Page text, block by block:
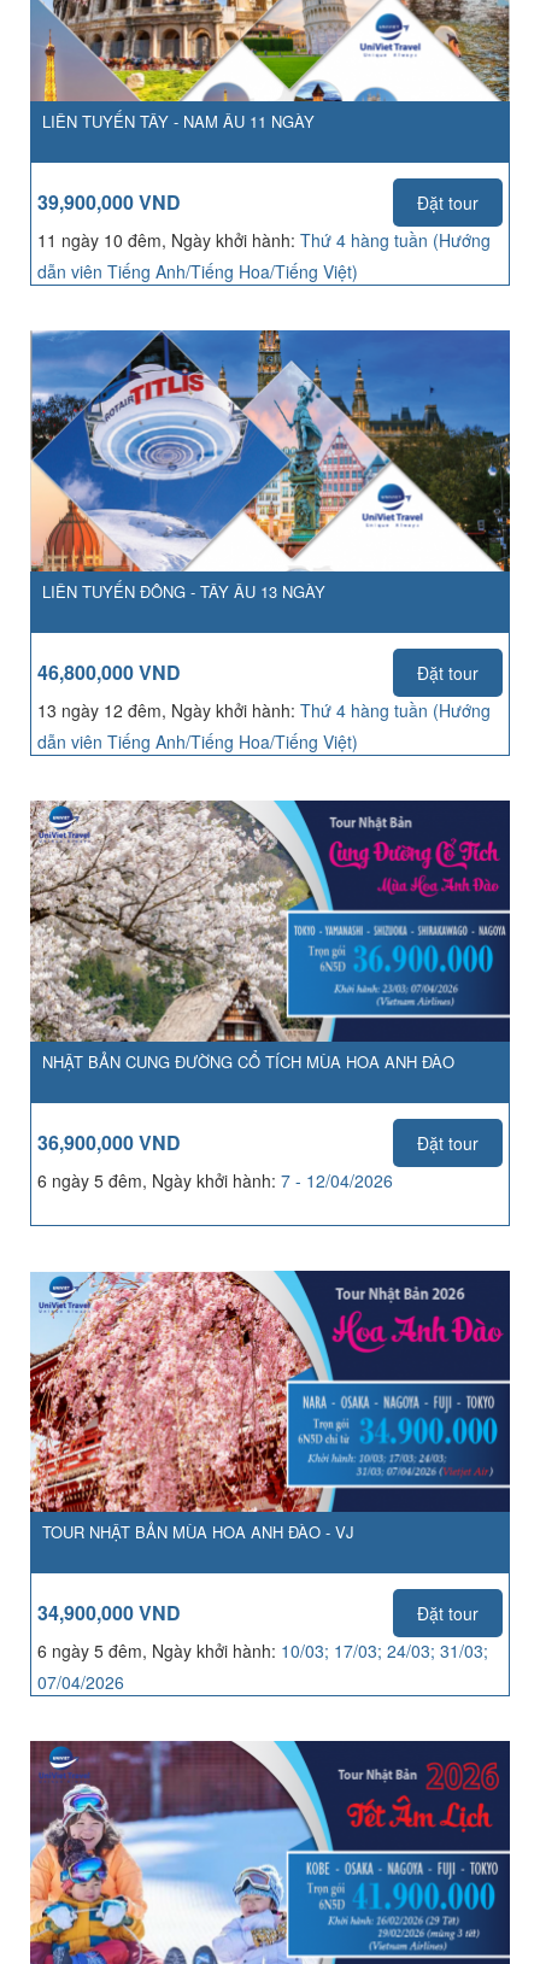
LIÊN TUYẾN TÂY - NAM ÂU 11 NGÀY
39,900,000 VND
Đặt tour
11 ngày 10 đêm, Ngày khởi hành: Thứ 4 hàng tuần (Hướng
dẫn viên Tiếng Anh/Tiếng Hoa/Tiếng Việt)
LIÊN TUYẾN ĐÔNG - TÂY ÂU 13 NGÀY
46,800,000 VND
Đặt tour
13 ngày 12 đêm, Ngày khởi hành: Thứ 4 hàng tuần (Hướng
dẫn viên Tiếng Anh/Tiếng Hoa/Tiếng Việt)
NHẬT BẢN CUNG ĐƯỜNG CỔ TÍCH MÙA HOA ANH ĐÀO
36,900,000 VND
Đặt tour
6 ngày 5 đêm, Ngày khởi hành: 7 - 12/04/2026
TOUR NHẬT BẢN MÙA HOA ANH ĐÀO - VJ
34,900,000 VND
Đặt tour
6 ngày 5 đêm, Ngày khởi hành: 10/03; 17/03; 24/03; 31/03;
07/04/2026